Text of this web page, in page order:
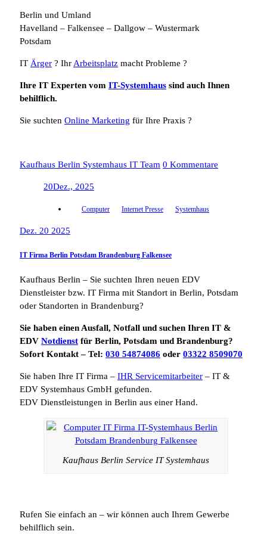
Berlin und Umland
Havelland – Falkensee – Dallgow – Wustermark
Potsdam
IT Ärger ? IhrArbeitsplatz macht Probleme ?
Ihre IT Experten vom IT-Systemhaus sind auch Ihnen
behilflich.
Sie suchten Online Marketing für Ihre Praxis ?
Kaufhaus Berlin Systemhaus IT Team 0 Kommentare
20Dez., 2025
Computer Internet Presse Systemhaus
Dez. 20 2025
IT Firma Berlin Potsdam Brandenburg Falkensee
Kaufhaus Berlin – Sie suchten Ihren neuen EDV
Dienstleister bzw. IT Firma mit Standort in Berlin, Potsdam
oder Standorten in Brandenburg?
Sie haben einen Ausfall, Notfall und suchen Ihren IT &
EDV Notdienst für Berlin, Potsdam und Brandenburg?
Sofort Kontakt – Tel: 030 54874086 oder 03322 8509070
Sie haben Ihre IT Firma – IHR Servicemitarbeiter – IT &
EDV Systemhaus GmbH gefunden.
EDV Dienstleistungen in Berlin aus einer Hand.
Kaufhaus Berlin Service IT Systemhaus
Rufen Sie einfach an – wir können auch Ihrem Gewerbe
behilflich sein.